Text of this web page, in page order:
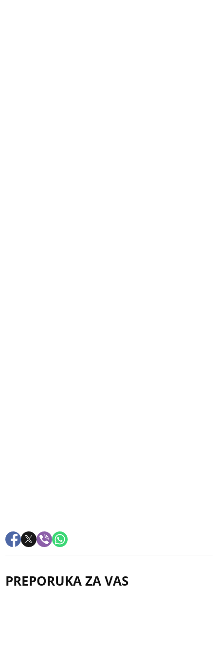
PREPORUKA ZA VAS